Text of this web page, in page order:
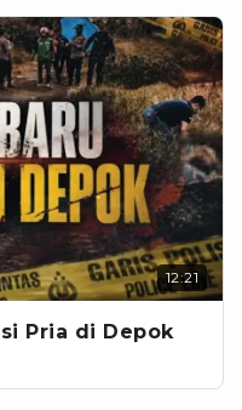
12:21
Pria di Depok